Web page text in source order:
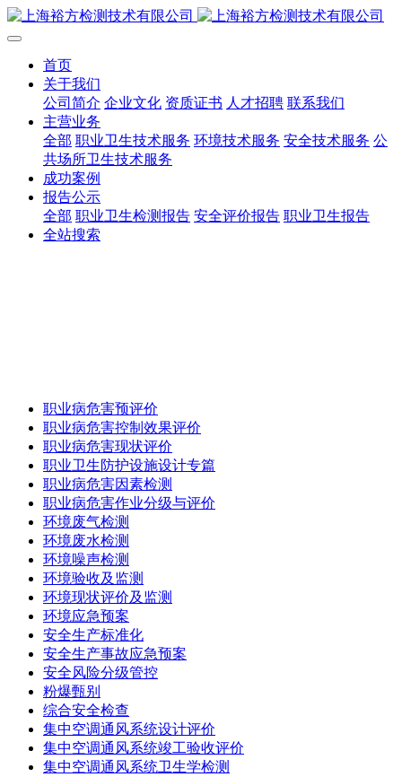
首页
关于我们
公司简介 企业文化 资质证书 人才招聘 联系我们
主营业务
全部 职业卫生技术服务 环境技术服务 安全技术服务 公
共场所卫生技术服务
成功案例
报告公示
全部 职业卫生检测报告 安全评价报告 职业卫生报告
全站搜索
职业病危害预评价
职业病危害控制效果评价
职业病危害现状评价
职业卫生防护设施设计专篇
职业病危害因素检测
职业病危害作业分级与评价
环境废气检测
环境废水检测
环境噪声检测
环境验收及监测
环境现状评价及监测
环境应急预案
安全生产标准化
安全生产事故应急预案
安全风险分级管控
粉爆甄别
综合安全检查
集中空调通风系统设计评价
集中空调通风系统竣工验收评价
集中空调通风系统卫生学检测